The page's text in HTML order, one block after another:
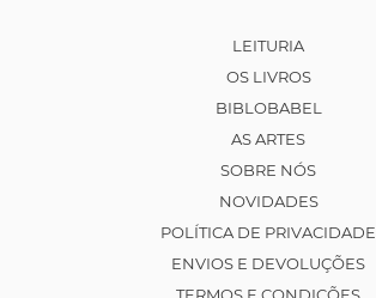
LEITURIA
OS LIVROS
BIBLOBABEL
AS ARTES
SOBRE NÓS
NOVIDADES
POLÍTICA DE PRIVACIDADE
ENVIOS E DEVOLUÇÕES